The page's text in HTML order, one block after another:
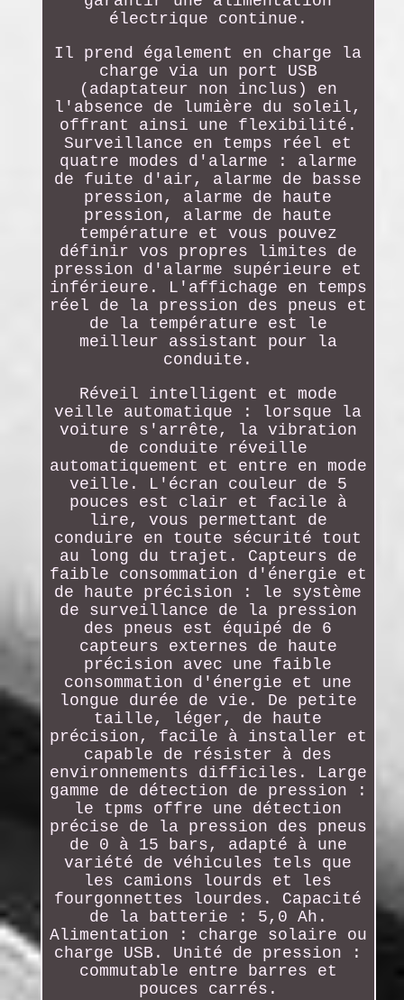
électrique continue.
Il prend également en charge la
charge via un port USB
(adaptateur non inclus) en
l'absence de lumière du soleil,
offrant ainsi une flexibilité.
Surveillance en temps réel et
quatre modes d'alarme : alarme
de fuite d'air, alarme de basse
pression, alarme de haute
pression, alarme de haute
température et vous pouvez
définir vos propres limites de
pression d'alarme supérieure et
inférieure. L'affichage en temps
réel de la pression des pneus et
de la température est le
meilleur assistant pour la
conduite.
Réveil intelligent et mode
veille automatique : lorsque la
voiture s'arrête, la vibration
de conduite réveille
automatiquement et entre en mode
veille. L'écran couleur de 5
pouces est clair et facile à
lire, vous permettant de
conduire en toute sécurité tout
au long du trajet. Capteurs de
faible consommation d'énergie et
de haute précision : le système
de surveillance de la pression
des pneus est équipé de 6
capteurs externes de haute
précision avec une faible
consommation d'énergie et une
longue durée de vie. De petite
taille, léger, de haute
précision, facile à installer et
capable de résister à des
environnements difficiles. Large
gamme de détection de pression :
le tpms offre une détection
précise de la pression des pneus
de 0 à 15 bars, adapté à une
variété de véhicules tels que
les camions lourds et les
fourgonnettes lourdes. Capacité
de la batterie : 5,0 Ah.
Alimentation : charge solaire ou
charge USB. Unité de pression :
commutable entre barres et
pouces carrés.